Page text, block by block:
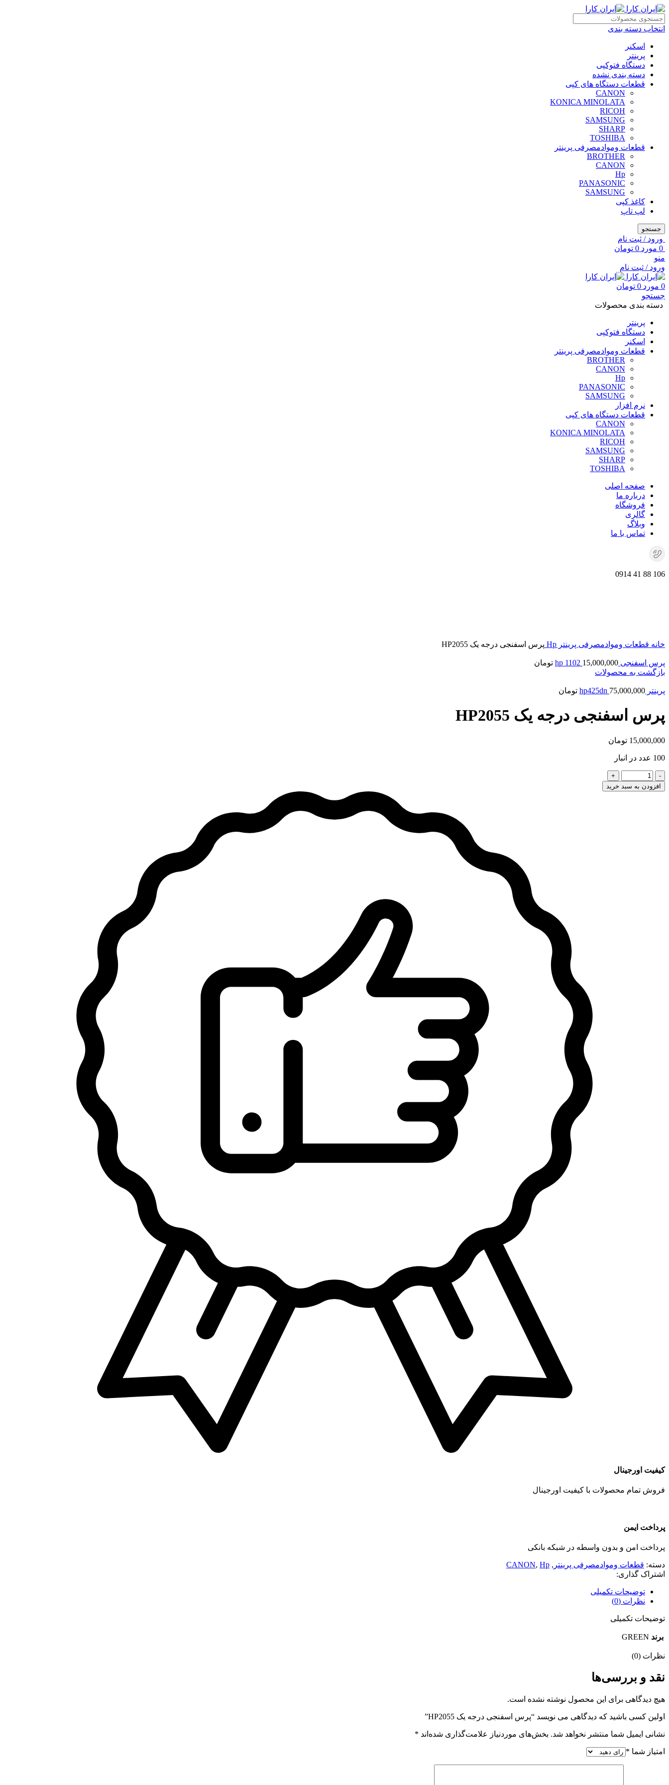
انتخاب دسته بندی
اسکنر
پرینتر
دستگاه فتوکپی
دسته بندی نشده
قطعات دستگاه های کپی
CANON
KONICA MINOLATA
RICOH
SAMSUNG
SHARP
TOSHIBA
قطعات وموادمصرفی پرینتر
BROTHER
CANON
Hp
PANASONIC
SAMSUNG
کاغذ کپی
لپ تاپ
جستجو
ورود / ثبت نام
0 مورد 0 تومان
منو
ورود / ثبت نام
0 مورد 0 تومان
جستجو
دسته بندی محصولات
پرینتر
دستگاه فتوکپی
اسکنر
قطعات وموادمصرفی پرینتر
BROTHER
CANON
Hp
PANASONIC
SAMSUNG
نرم افزار
قطعات دستگاه های کپی
CANON
KONICA MINOLATA
RICOH
SAMSUNG
SHARP
TOSHIBA
صفحه اصلی
درباره ما
فروشگاه
گالری
وبلاگ
تماس با ما
106 88 41 0914
خانه قطعات وموادمصرفی پرینتر Hp پرس اسفنجی درجه یک HP2055
پرس اسفنجی hp 1102 15,000,000
تومان
بازگشت به محصولات
پرینتر hp425dn 75,000,000 تومان
پرس اسفنجی درجه یک HP2055
15,000,000 تومان
100 عدد در انبار
پرس
اسفنجی
درجه
افزودن به سبد خرید
کیفیت اورجینال
فروش تمام محصولات با کیفیت اورجینال
پرداخت ایمن
پرداخت امن و بدون واسطه در شبکه بانکی
دسته: قطعات وموادمصرفی پرینتر ,
CANON, Hp
اشتراک گذاری:
توضیحات تکمیلی
نظرات (0)
توضیحات تکمیلی
برند GREEN
نظرات (0)
نقد و بررسی‌ها
هیچ دیدگاهی برای این محصول نوشته نشده است.
اولین کسی باشید که دیدگاهی می نویسد “پرس اسفنجی درجه یک HP2055”
نشانی ایمیل شما منتشر نخواهد شد. بخش‌های موردنیاز علامت‌گذاری شده‌اند *
امتیاز شما *